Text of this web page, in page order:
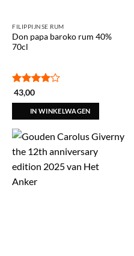
FILIPPIJNSE RUM
Don papa baroko rum 40%
70cl
Gewaardeerd
4uit 5
43,00
IN WINKELWAGEN